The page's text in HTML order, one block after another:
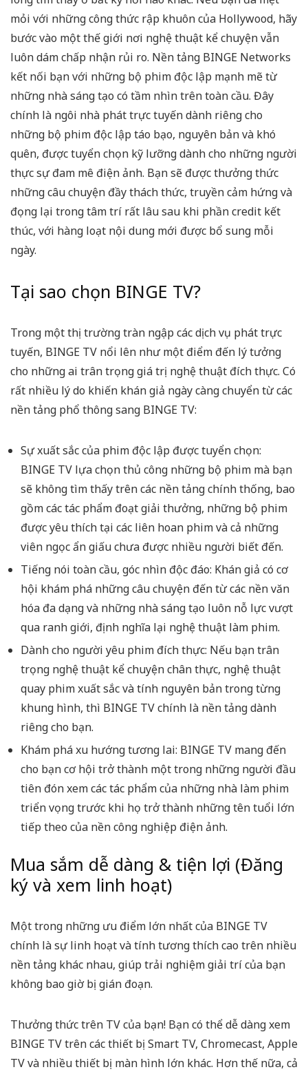
mỏi với những công thức rập khuôn của Hollywood, hãy
bước vào một thế giới nơi nghệ thuật kể chuyện vẫn
luôn dám chấp nhận rủi ro. Nền tảng BINGE Networks
kết nối bạn với những bộ phim độc lập mạnh mẽ từ
những nhà sáng tạo có tầm nhìn trên toàn cầu. Đây
chính là ngôi nhà phát trực tuyến dành riêng cho
những bộ phim độc lập táo bạo, nguyên bản và khó
quên, được tuyển chọn kỹ lưỡng dành cho những người
thực sự đam mê điện ảnh. Bạn sẽ được thưởng thức
những câu chuyện đầy thách thức, truyền cảm hứng và
đọng lại trong tâm trí rất lâu sau khi phần credit kết
thúc, với hàng loạt nội dung mới được bổ sung mỗi
ngày.
Tại sao chọn BINGE TV?
Trong một thị trường tràn ngập các dịch vụ phát trực
tuyến, BINGE TV nổi lên như một điểm đến lý tưởng
cho những ai trân trọng giá trị nghệ thuật đích thực. Có
rất nhiều lý do khiến khán giả ngày càng chuyển từ các
nền tảng phổ thông sang BINGE TV:
Sự xuất sắc của phim độc lập được tuyển chọn:
BINGE TV lựa chọn thủ công những bộ phim mà bạn
sẽ không tìm thấy trên các nền tảng chính thống, bao
gồm các tác phẩm đoạt giải thưởng, những bộ phim
được yêu thích tại các liên hoan phim và cả những
viên ngọc ẩn giấu chưa được nhiều người biết đến.
Tiếng nói toàn cầu, góc nhìn độc đáo: Khán giả có cơ
hội khám phá những câu chuyện đến từ các nền văn
hóa đa dạng và những nhà sáng tạo luôn nỗ lực vượt
qua ranh giới, định nghĩa lại nghệ thuật làm phim.
Dành cho người yêu phim đích thực: Nếu bạn trân
trọng nghệ thuật kể chuyện chân thực, nghệ thuật
quay phim xuất sắc và tính nguyên bản trong từng
khung hình, thì BINGE TV chính là nền tảng dành
riêng cho bạn.
Khám phá xu hướng tương lai: BINGE TV mang đến
cho bạn cơ hội trở thành một trong những người đầu
tiên đón xem các tác phẩm của những nhà làm phim
triển vọng trước khi họ trở thành những tên tuổi lớn
tiếp theo của nền công nghiệp điện ảnh.
Mua sắm dễ dàng & tiện lợi (Đăng
ký và xem linh hoạt)
Một trong những ưu điểm lớn nhất của BINGE TV
chính là sự linh hoạt và tính tương thích cao trên nhiều
nền tảng khác nhau, giúp trải nghiệm giải trí của bạn
không bao giờ bị gián đoạn.
Thưởng thức trên TV của bạn! Bạn có thể dễ dàng xem
BINGE TV trên các thiết bị Smart TV, Chromecast, Apple
TV và nhiều thiết bị màn hình lớn khác. Hơn thế nữa, cả